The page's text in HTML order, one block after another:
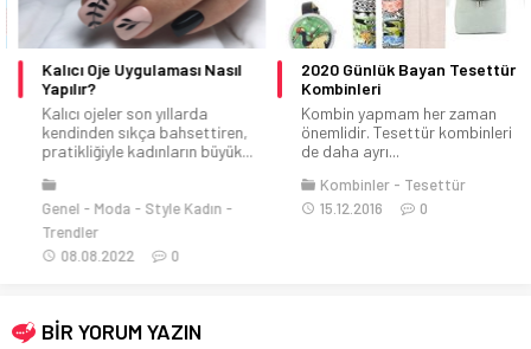
Kalıcı Oje Uygulaması Nasıl
Yapılır?
Kalıcı ojeler son yıllarda
kendinden sıkça bahsettiren,
pratikliğiyle kadınların büyük...
Genel Moda
Style Kadın
Trendler
08.08.2022
0
2020 Günlük Bayan Tesettür
Kombinleri
Kombin yapmam her zaman
önemlidir. Tesettür kombinleri
de daha ayrı...
Kombinler
Tesettür
15.12.2016
0
BİR YORUM YAZIN